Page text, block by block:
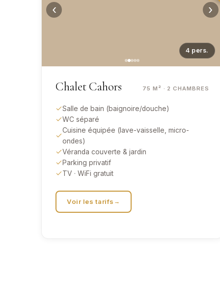
‹ ›
4 pers.
Chalet Cahors 75 M² · 2CHAMBRES
Salle de bain (baignoire/douche)
WC séparé
Cuisine équipée (lave-vaisselle, micro-
ondes)
Véranda couverte & jardin
Parking privatif
TV · WiFi gratuit
Voir les tarifs